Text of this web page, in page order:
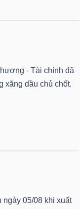
- Tài chính đã
xăng dầu chủ chốt.
ngày 05/08 khi xuất